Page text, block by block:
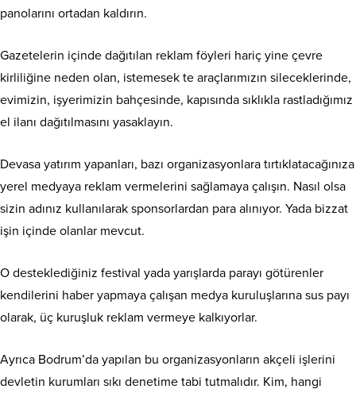
panolarını ortadan kaldırın.
Gazetelerin içinde dağıtılan reklam föyleri hariç yine çevre
kirliliğine neden olan, istemesek te araçlarımızın sileceklerinde,
evimizin, işyerimizin bahçesinde, kapısında sıklıkla rastladığımız
el ilanı dağıtılmasını yasaklayın.
Devasa yatırım yapanları, bazı organizasyonlara tırtıklatacağınıza
yerel medyaya reklam vermelerini sağlamaya çalışın. Nasıl olsa
sizin adınız kullanılarak sponsorlardan para alınıyor. Yada bizzat
işin içinde olanlar mevcut.
O desteklediğiniz festival yada yarışlarda parayı götürenler
kendilerini haber yapmaya çalışan medya kuruluşlarına sus payı
olarak, üç kuruşluk reklam vermeye kalkıyorlar.
Ayrıca Bodrum’da yapılan bu organizasyonların akçeli işlerini
devletin kurumları sıkı denetime tabi tutmalıdır. Kim, hangi